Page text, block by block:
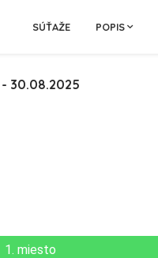
SÚŤAŽE POPIS
- 30.08.2025
1. miesto